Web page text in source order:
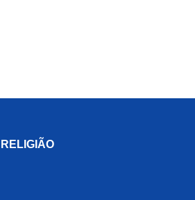
RELIGIÃO